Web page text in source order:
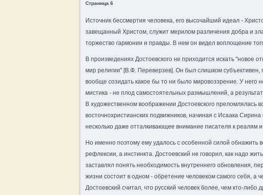
Страница 6
Источник бессмертия человека, его высочайший идеал -
завещанный Христом, служит мерилом различения добра и
торжество гармонии и правды. В нем он видел воплощение
В произведениях Достоевского не приходится искать "новое
мир религии" [В.Ф. Переверзев]. Он был слишком
вообще созидать какое бы то ни было мировоззрение. У него
мистика - не плод самостоятельных размышлений, а
В художественном воображении Достоевского преломлялась
восточнохристианских подвижников, начиная с Исаака
несколько даже отталкивающее внимание писателя к реалям
Но именно поэтому ему удалось с особенной силой
рефлексии, а инстинкта. Достоевский не говорил, как надо
заставлял понять необходимость внутреннего обновления,
жизни состоит в одном - обретение человеком самого себя, а
Достоевский считал, что русский человек более, чем кто-либо